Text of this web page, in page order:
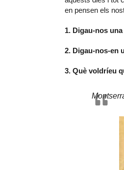
en pensen els
1. Digau-nos
2. Digau-nos-en
3. Què voldríeu